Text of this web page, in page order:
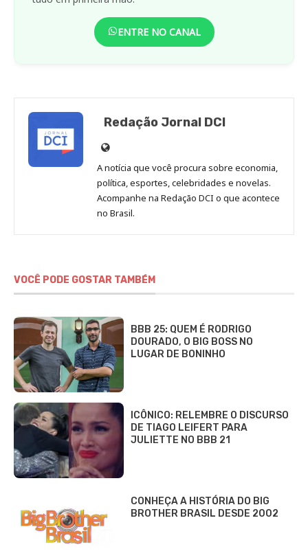
ENTRE NO CANAL
Redação Jornal DCI
Site
de
Redação
Jornal
DCI
A notícia que você procura sobre economia,
política, esportes, celebridades e novelas.
Acompanhe na Redação DCI o que acontece
no Brasil.
VOCÊ PODE GOSTAR TAMBÉM
BBB 25: QUEM É RODRIGO
DOURADO, O BIG BOSS NO
LUGAR DE BONINHO
ICÔNICO: RELEMBRE O DISCURSO
DE TIAGO LEIFERT PARA
JULIETTE NO BBB 21
CONHEÇA A HISTÓRIA DO BIG
BROTHER BRASIL DESDE 2002